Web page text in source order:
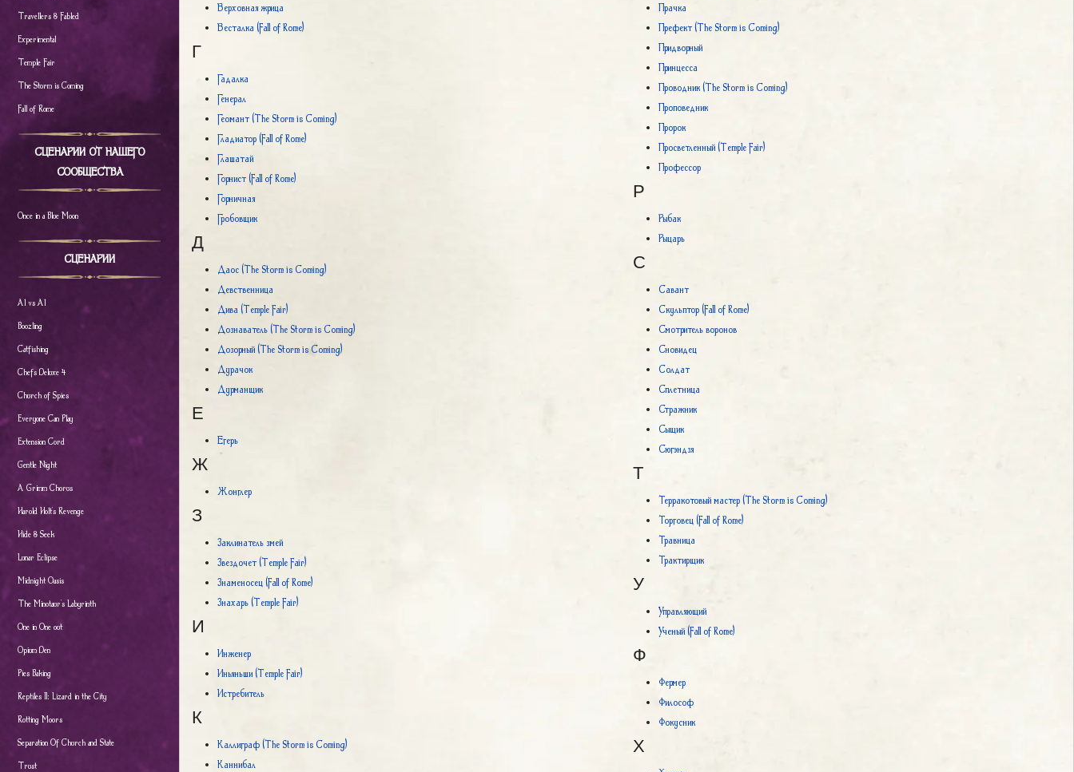
Travellers & Fabled
Experimental
Temple Fair
The Storm is Coming
Fall of Rome
СЦЕНАРИИ ОТ НАШЕГО
СООБЩЕСТВА
Once in a Blue Moon
СЦЕНАРИИ
Al vs Al
Boozling
Catfishing
Chefs Deluxe 4
Church of Spies
Everyone Can Play
Extension Cord
Gentle Night
A Grimm Chorus
Harold Holt's Revenge
Hide & Seek
Lunar Eclipse
Midnight Oasis
The Minotaur's Labyrinth
One in One out
Opium Den
Pies Baking
Reptiles II: Lizard in the City
Rotting Moors
Separation Of Church and State
Trust
Верховная жрица
Весталка (Fall of Rome)
Г
Гадалка
Генерал
Геомант (The Storm is Coming)
Гладиатор (Fall of Rome)
Глашатай
Горнист (Fall of Rome)
Горничная
Гробовщик
Д
Даос (The Storm is Coming)
Девственница
Дива (Temple Fair)
Дознаватель (The Storm is Coming)
Дозорный (The Storm is Coming)
Дурачок
Дурманщик
Е
Егерь
Ж
Жонглер
З
Заклинатель змей
Звездочет (Temple Fair)
Знаменосец (Fall of Rome)
Знахарь (Temple Fair)
И
Инженер
Иньяньши (Temple Fair)
Истребитель
К
Каллиграф (The Storm is Coming)
Каннибал
Прачка
Префект (The Storm is Coming)
Придворный
Принцесса
Проводник (The Storm is Coming)
Проповедник
Пророк
Просветленный (Temple Fair)
Профессор
Р
Рыбак
Рыцарь
С
Савант
Скульптор (Fall of Rome)
Смотритель воронов
Сновидец
Солдат
Сплетница
Стражник
Сыщик
Сюгэндзя
Т
Терракотовый мастер (The Storm is Coming)
Торговец (Fall of Rome)
Травница
Трактирщик
У
Управляющий
Ученый (Fall of Rome)
Ф
Фермер
Философ
Фокусник
Х